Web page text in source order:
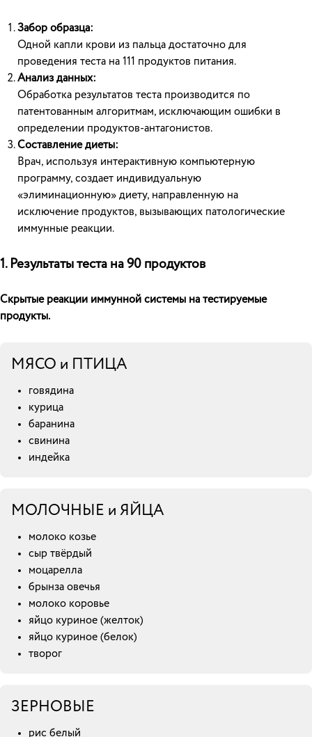
Забор образца:
Одной капли крови из пальца достаточно для
проведения теста на 111 продуктов питания.
Анализ данных:
Обработка результатов теста производится по
патентованным алгоритмам, исключающим ошибки в
определении продуктов-антагонистов.
Составление диеты:
Врач, используя интерактивную компьютерную
программу, создает индивидуальную
«элиминационную» диету, направленную на
исключение продуктов, вызывающих патологические
иммунные реакции.
1. Результаты теста на 90 продуктов
Скрытые реакции иммунной системы на тестируемые
продукты.
МЯСО и ПТИЦА
говядина
курица
баранина
свинина
индейка
МОЛОЧНЫЕ и ЯЙЦА
молоко козье
сыр твёрдый
моцарелла
брынза овечья
молоко коровье
яйцо куриное (желток)
яйцо куриное (белок)
творог
ЗЕРНОВЫЕ
рис белый